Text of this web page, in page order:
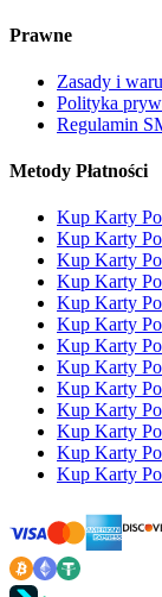
Prawne
Zasady i
Polityka
Regulamin
Metody Płatności
Kup Karty
Kup Karty
Kup Karty
Kup Karty
Kup Karty
Kup Karty
Kup Karty
Kup Karty
Kup Karty
Kup Karty
Kup Karty
Kup Karty
Kup Karty